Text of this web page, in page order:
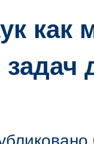
как
задач